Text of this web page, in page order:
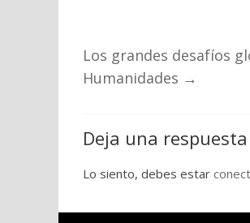
Los grandes desafíos
Humanidades →
Deja una respuesta
Lo siento, debes estar